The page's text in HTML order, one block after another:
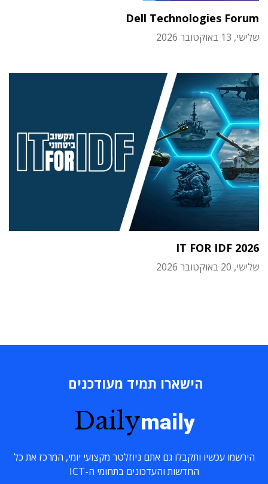
Dell Technologies Forum
שלישי, 13 באוקטובר 2026
IT FOR IDF 2026
שלישי, 20 באוקטובר 2026
הישארו תמיד מעודכנים
Dailymaily
הירשמו עכשיו ותקבלו גם אתם ניוזלטר מקצועי יומי, המרכז את כל
החדשות והעדכונים בתחומי ה-ICT